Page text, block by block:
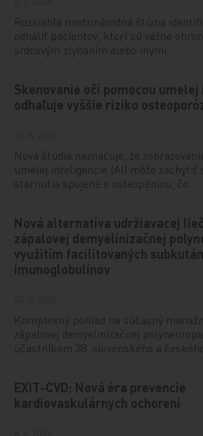
Rozsiahla medzinárodná štúdia
odhaliť pacientov, ktorí sú vážne
srdcovým zlyhaním alebo inými…
Skenovanie očí pomocou
odhaľuje vyššie riziko
Nová štúdia naznačuje, že
umelej inteligencie (AI) môže zachytiť
starnutia spojené s osteopéniou, čo…
Nová alternatíva udržiavacej
zápalovej demyelinizačnej
využitím facilitovaných
imunoglobulínov
Komplexný pohľad na súčasný
zápalovej demyelinizačnej
účastníkom 38. slovenského a
EXIT-CVD: Nová éra prevencie
kardiovaskulárnych ochorení